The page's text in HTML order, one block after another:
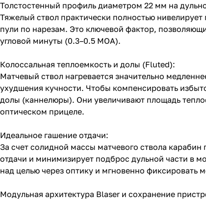
Толстостенный профиль диаметром 22 мм на
Тяжелый ствол практически полностью
пули по нарезам. Это ключевой фактор,
угловой минуты (0.3–0.5 MOA).
Колоссальная теплоемкость и долы (Fluted):
Матчевый ствол нагревается значительно
ухудшения кучности. Чтобы компенсировать
долы (каннелюры). Они увеличивают площадь
оптическом прицеле.
Идеальное гашение отдачи:
За счет солидной массы матчевого ствола
отдачи и минимизирует подброс дульной части в
над целью через оптику и мгновенно фиксировать
Модульная архитектура Blaser и сохранение